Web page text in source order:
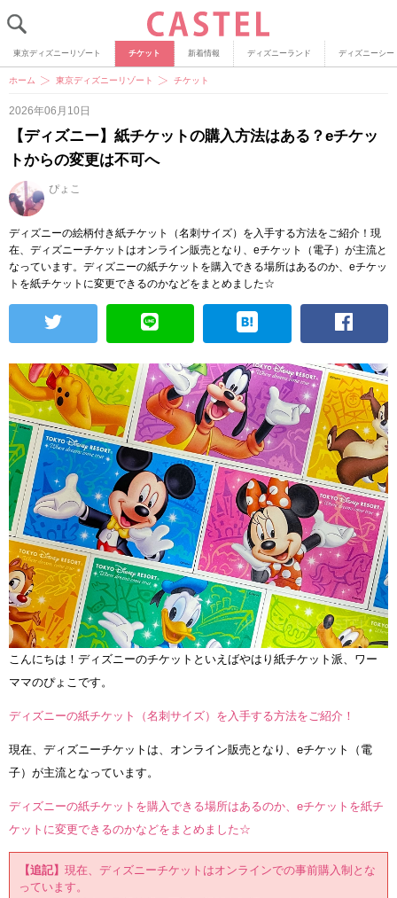
東京ディズニーリゾート チケット 新着情報 ディズニーランド ディズニーシー
ホーム 東京ディズニーリゾート チケット
2026年06月10日
【ディズニー】紙チケットの購入方法はある？eチケッ
トからの変更は不可へ
ぴょこ
ディズニーの絵柄付き紙チケット（名刺サイズ）を入手する方法をご紹介！現
在、ディズニーチケットはオンライン販売となり、eチケット（電子）が主流と
なっています。ディズニーの紙チケットを購入できる場所はあるのか、eチケッ
トを紙チケットに変更できるのかなどをまとめました☆
こんにちは！ディズニーのチケットといえばやはり紙チケット派、ワー
ママのぴょこです。
ディズニーの紙チケット（名刺サイズ）を入手する方法をご紹介！
現在、ディズニーチケットは、オンライン販売となり、eチケット（電
子）が主流となっています。
ディズニーの紙チケットを購入できる場所はあるのか、eチケットを紙チ
ケットに変更できるのかなどをまとめました☆
【追記】 現在、ディズニーチケットはオンラインでの事前購入制とな
っています。